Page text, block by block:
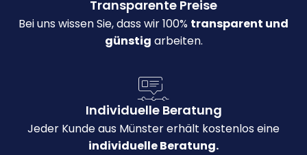
Transparente Preise
Bei uns wissen Sie, dass wir 100% transparent und
günstig arbeiten.
Individuelle Beratung
Jeder Kunde aus Münster erhält kostenlos eine
individuelle Beratung.